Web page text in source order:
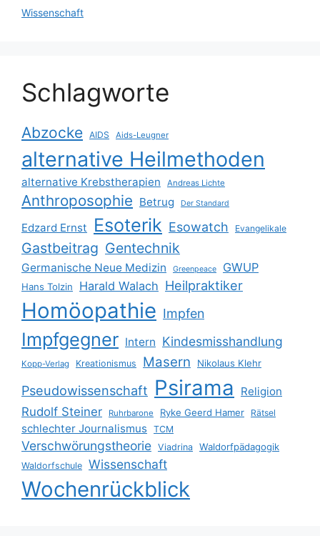
Wissenschaft
Schlagworte
Abzocke AIDS Aids-Leugner
alternative Heilmethoden
alternative Krebstherapien Andreas Lichte
Anthroposophie Betrug Der Standard
Edzard Ernst Esoterik Esowatch Evangelikale
Gastbeitrag Gentechnik
Germanische Neue Medizin Greenpeace GWUP
Hans Tolzin Harald Walach Heilpraktiker
Homöopathie Impfen
Impfgegner Intern Kindesmisshandlung
Kopp-Verlag Kreationismus Masern Nikolaus Klehr
Pseudowissenschaft Psirama Religion
Rudolf Steiner Ruhrbarone Ryke Geerd Hamer Rätsel
schlechter Journalismus TCM
Verschwörungstheorie Viadrina Waldorfpädagogik
Waldorfschule Wissenschaft
Wochenrückblick